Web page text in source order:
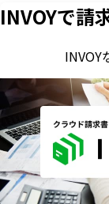
INVOYで請
INVOY